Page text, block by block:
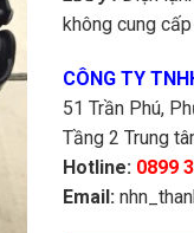
không cung
CÔNG TY
51 Trần Phú,
Tầng 2 Trung
Hotline: 0899
Email: